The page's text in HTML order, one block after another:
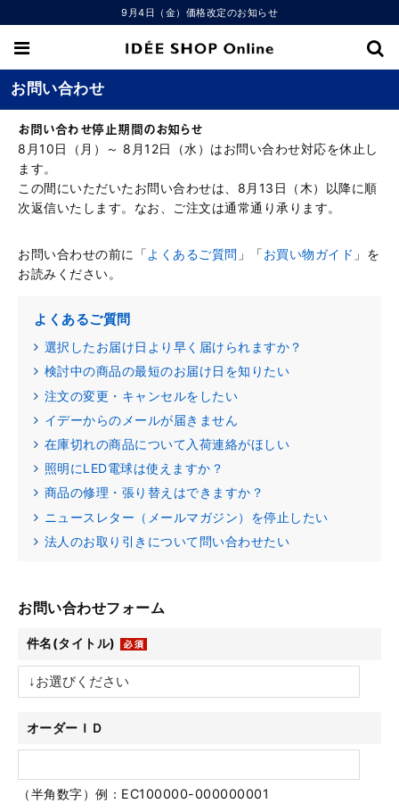
9月4日（金）価格改定のお知らせ
お問い合わせ
お問い合わせ停止期間のお知らせ
8月10日（月）～ 8月12日（水）はお問い合わせ対応を休止し
ます。
この間にいただいたお問い合わせは、8月13日（木）以降に順
次返信いたします。なお、ご注文は通常通り承ります。
お問い合わせの前に「よくあるご質問 」「お買い物ガイド 」を
お読みください。
よくあるご質問
選択したお届け日より早く届けられますか？
検討中の商品の最短のお届け日を知りたい
注文の変更・キャンセルをしたい
イデーからのメールが届きません
在庫切れの商品について入荷連絡がほしい
照明にLED電球は使えますか？
商品の修理・張り替えはできますか？
ニュースレター（メールマガジン）を停止したい
法人のお取り引きについて問い合わせたい
お問い合わせフォーム
件名(タイトル)
オーダーＩＤ
（半角数字）例：EC100000-000000001